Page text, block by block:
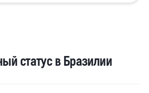
статус в Бразилии